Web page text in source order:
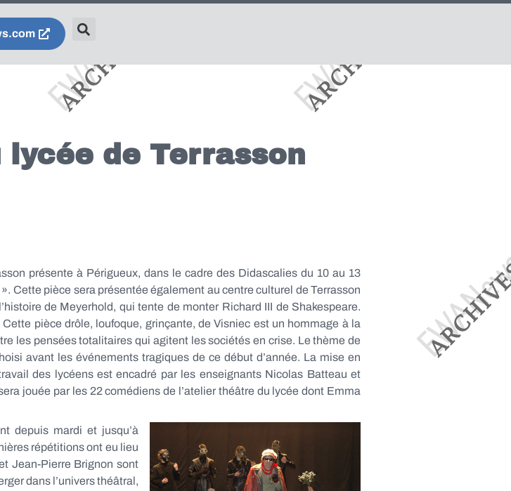
lycée de Terrasson
présente à Périgueux, dans le cadre des Didascalies du 10 au 13
». Cette pièce sera présentée également au centre culturel de Terrasson
de Meyerhold, qui tente de monter Richard III de Shakespeare.
pièce drôle, loufoque, grinçante, de Visniec est un hommage à la
les pensées totalitaires qui agitent les sociétés en crise. Le thème de
avant les événements tragiques de ce début d’année. La mise en
des lycéens est encadré par les enseignants Nicolas Batteau et
jouée par les 22 comédiens de l’atelier théâtre du lycée dont Emma
depuis mardi et jusqu’à
répétitions ont eu lieu
Jean-Pierre Brignon sont
dans l’univers théâtral,